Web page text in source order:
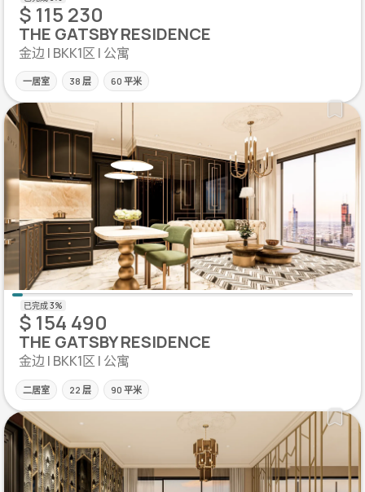
$ 115 230
THE GATSBY RESIDENCE
金边 | BKK1区 | 公寓
一居室 38 层 60 平米
$ 154 490
THE GATSBY RESIDENCE
金边 | BKK1区 | 公寓
二居室 22 层 90 平米